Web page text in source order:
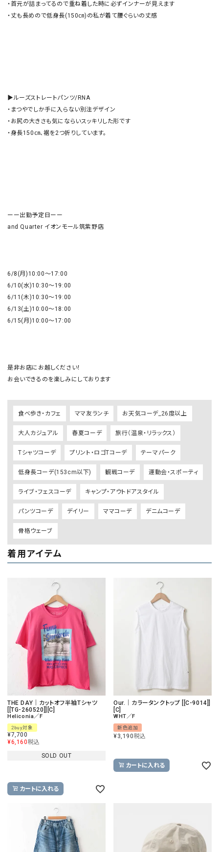
・首元が詰まってるので重ね着した時に必ずインナーが見えます
・丈も長めので低身長(150㎝)の私が着て腰ぐらいの丈感
▶︎ルーズストレートパンツ/RNA
・まつやでしか手に入らない別注デザイン
・お尻の大きさも気にならいスッキリした形です
・身長150㎝、裾を2つ折りしています。
ーー出勤予定日ーー
and Quarter イオンモール筑紫野店
6/8(月)10:00〜17:00
6/10(水)10:30〜19:00
6/11(木)10:30〜19:00
6/13(土)10:00〜18:00
6/15(月)10:00〜17:00
是非お店にお越しください！
お会いできるのを楽しみにしております
食べ歩き・カフェ ママ友ランチ お天気コーデ_26度以上
大人カジュアル 春夏コーデ 旅行（温泉・リラックス）
Tシャツコーデ プリント・ロゴTコーデ テーマパーク
低身長コーデ(153cm以下) 観戦コーデ 運動会・スポーティ
ライブ・フェスコーデ キャンプ・アウトドアスタイル
パンツコーデ デイリー ママコーデ デニムコーデ
骨格ウェーブ
着用アイテム
THE DAY｜カットオフ半袖Tシャツ
[[TG-260520]][C]
Heliconia／F
2buy対象
¥7,700
¥6,160税込
SOLD OUT
カートに入れる
Our.｜カラータンクトップ [[C-9014]]
[C]
WHT／F
新色追加
¥3,190税込
カートに入れる